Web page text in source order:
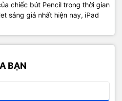
chiếc bút Pencil trong thời gian
sáng giá nhất hiện nay, iPad
BẠN